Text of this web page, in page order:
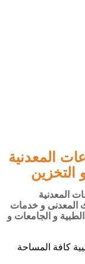
المعدنية
المعدنية
المعدنى و خدمات
و الجامعات و
كافة المساحة